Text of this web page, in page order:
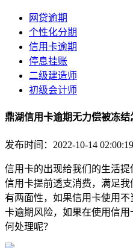
网贷逾期
个性化分期
信用卡逾期
停息挂账
二级建造师
初级会计师
鼎湖信用卡逾期无力偿被冻结
发布时间：2022-10-14 02:00:19
信用卡的出现给我们的生活
信用卡提前透支消费，满足
有两面性，如果信用卡使用
卡逾期风险，如果在使用信
何处理呢？